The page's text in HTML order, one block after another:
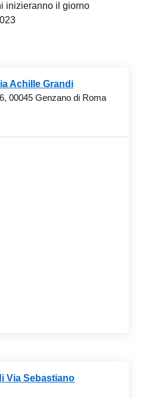
inizieranno il giorno
Achille Grandi
00045 Genzano di Roma
Via Sebastiano